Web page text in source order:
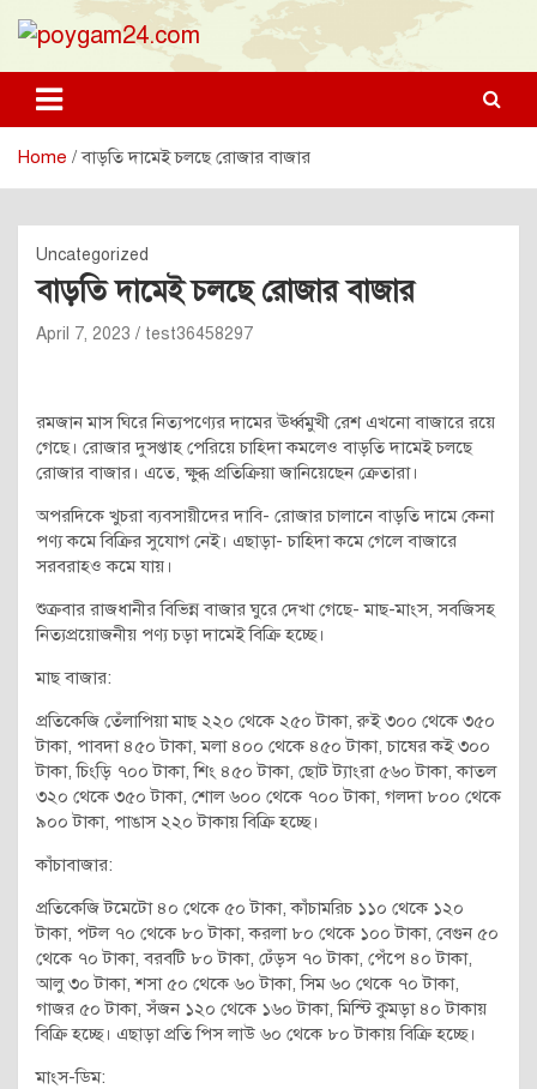
poygam24.com
poygam24.com
Home বাড়তি দামেই চলছে রোজার বাজার
Uncategorized
বাড়তি দামেই চলছে রোজার বাজার
April 7, 2023 test36458297
রমজান মাস ঘিরে নিত্যপণ্যের দামের ঊর্ধ্বমুখী রেশ এখনো বাজারে রয়ে
গেছে। রোজার দুসপ্তাহ পেরিয়ে চাহিদা কমলেও বাড়তি দামেই চলছে
রোজার বাজার। এতে, ক্ষুব্ধ প্রতিক্রিয়া জানিয়েছেন ক্রেতারা।
অপরদিকে খুচরা ব্যবসায়ীদের দাবি- রোজার চালানে বাড়তি দামে কেনা
পণ্য কমে বিক্রির সুযোগ নেই। এছাড়া- চাহিদা কমে গেলে বাজারে
সরবরাহও কমে যায়।
শুক্রবার রাজধানীর বিভিন্ন বাজার ঘুরে দেখা গেছে- মাছ-মাংস, সবজিসহ
নিত্যপ্রয়োজনীয় পণ্য চড়া দামেই বিক্রি হচ্ছে।
মাছ বাজার:
প্রতিকেজি তেঁলাপিয়া মাছ ২২০ থেকে ২৫০ টাকা, রুই ৩০০ থেকে ৩৫০
টাকা, পাবদা ৪৫০ টাকা, মলা ৪০০ থেকে ৪৫০ টাকা, চাষের কই ৩০০
টাকা, চিংড়ি ৭০০ টাকা, শিং ৪৫০ টাকা, ছোট ট্যাংরা ৫৬০ টাকা, কাতল
৩২০ থেকে ৩৫০ টাকা, শোল ৬০০ থেকে ৭০০ টাকা, গলদা ৮০০ থেকে
৯০০ টাকা, পাঙাস ২২০ টাকায় বিক্রি হচ্ছে।
কাঁচাবাজার:
প্রতিকেজি টমেটো ৪০ থেকে ৫০ টাকা, কাঁচামরিচ ১১০ থেকে ১২০
টাকা, পটল ৭০ থেকে ৮০ টাকা, করলা ৮০ থেকে ১০০ টাকা, বেগুন ৫০
থেকে ৭০ টাকা, বরবটি ৮০ টাকা, ঢেঁড়স ৭০ টাকা, পেঁপে ৪০ টাকা,
আলু ৩০ টাকা, শসা ৫০ থেকে ৬০ টাকা, সিম ৬০ থেকে ৭০ টাকা,
গাজর ৫০ টাকা, সঁজন ১২০ থেকে ১৬০ টাকা, মিস্টি কুমড়া ৪০ টাকায়
বিক্রি হচ্ছে। এছাড়া প্রতি পিস লাউ ৬০ থেকে ৮০ টাকায় বিক্রি হচ্ছে।
মাংস-ডিম: